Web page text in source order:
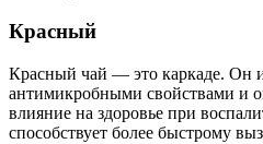
Красный
Красный чай — это каркаде. Он
антимикробными свойствами и
влияние на здоровье при
способствует более быстрому